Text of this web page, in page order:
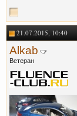
21.07.2015, 10:40
Alkab
Ветеран